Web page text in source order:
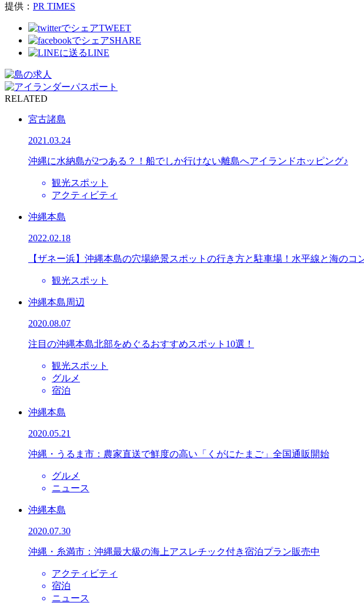
提供： PR TIMES
TWEET
SHARE
LINE
RELATED
宮古諸島
2021.03.24
沖縄に水納島が2つある？！船でしか行けない離島へアイランドホッピング♪
観光スポット
アクティビティ
沖縄本島
2022.02.18
【ザネー浜】沖縄本島の穴場絶景スポットの行き方と駐車場！水平線と海のコ
観光スポット
沖縄本島周辺
2020.08.07
注目の沖縄本島北部をめぐるおすすめスポット10選！
観光スポット
グルメ
宿泊
沖縄本島
2020.05.21
沖縄・うるま市：農家直送で鮮度の高い「くがにたまご」全国通販開始
グルメ
ニュース
沖縄本島
2020.07.30
沖縄・糸満市：沖縄最大級の海上アスレチック付き宿泊プラン販売中
アクティビティ
宿泊
ニュース